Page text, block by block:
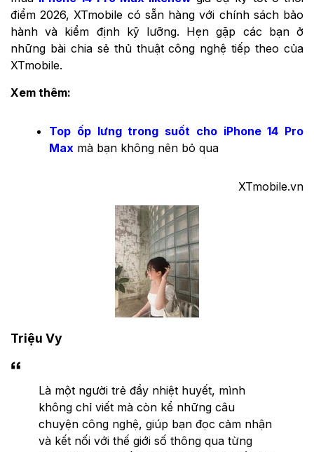
điểm 2026, XTmobile có sẵn hàng với chính sách bảo
hành và kiểm định kỹ lưỡng. Hẹn gặp các bạn ở
những bài chia sẻ thủ thuật công nghệ tiếp theo của
XTmobile.
Xem thêm:
Top ốp lưng trong suốt cho iPhone 14 Pro
Max mà bạn không nên bỏ qua
XTmobile.vn
Triệu Vy
Là một người trẻ đầy nhiệt huyết, mình
không chỉ viết mà còn kể những câu
chuyện công nghệ, giúp bạn đọc cảm nhận
và kết nối với thế giới số thông qua từng